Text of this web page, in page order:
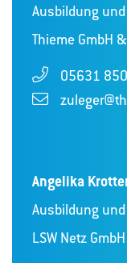
Ausbildung
Thieme GmbH &
05631
Angelika
Ausbildung
LSW Netz